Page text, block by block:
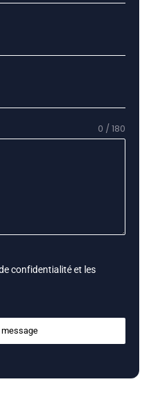
0 / 180
confidentialitéet les
message